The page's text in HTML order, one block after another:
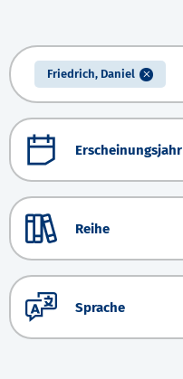
Friedrich, Daniel
Erscheinungsjahr
Reihe
Sprache